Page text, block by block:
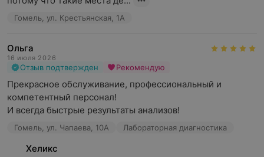
Гомель, ул. Крестьянская, 1А
Ольга
16 июля 2026
Отзыв подтвержден Рекомендую
Прекрасное обслуживание, профессиональный и
компетентный персонал!
И всегда быстрые результаты анализов!
Гомель, ул. Чапаева, 10А Лабораторная диагностика
Хеликс